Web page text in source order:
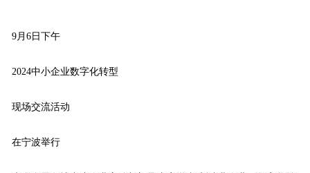
9月6日下午
2024中小企业数字化转型
现场交流活动
在宁波举行